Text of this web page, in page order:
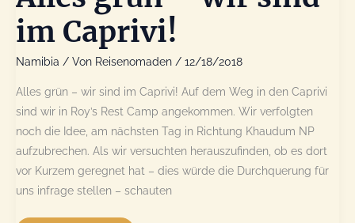
im Caprivi!
Namibia / Von Reisenomaden / 12/18/2018
Alles grün – wir sind im Caprivi! Auf dem Weg in den Caprivi
sind wir in Roy’s Rest Camp angekommen. Wir verfolgten
noch die Idee, am nächsten Tag in Richtung Khaudum NP
aufzubrechen. Als wir versuchten herauszufinden, ob es dort
vor Kurzem geregnet hat – dies würde die Durchquerung für
uns infrage stellen – schauten